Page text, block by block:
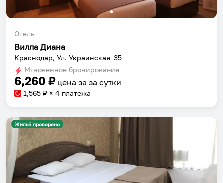
Отель
Вилла Диана
Краснодар, Ул. Украинская, 35
Мгновенное бронирование
6,260 ₽ цена за за сутки
1,565 ₽ × 4 платежа
Жильё проверено